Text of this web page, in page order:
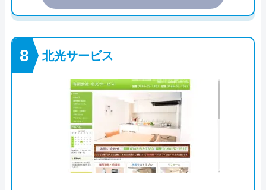
北光サービス